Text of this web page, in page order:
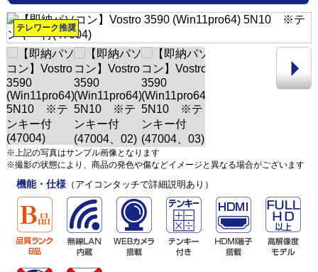
テレワーク推奨
※上記の写真はサンプル画像となります
※撮影の状態により、商品の発色や傷などイメージと異なる場合がございます
機能・仕様（アイコンタッチで詳細説明あり）